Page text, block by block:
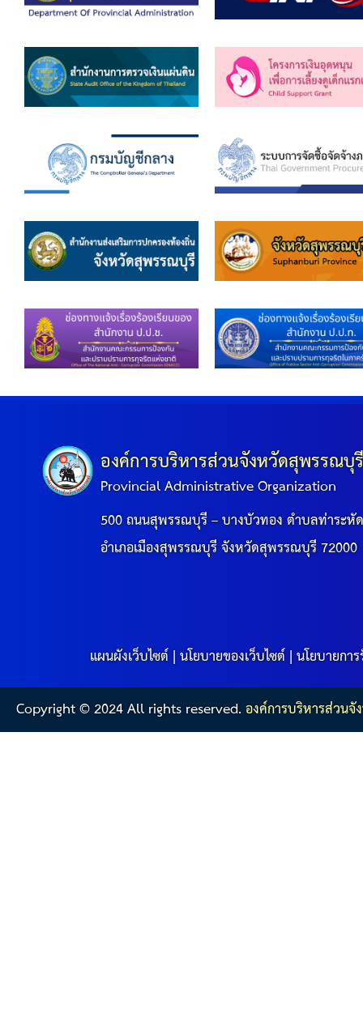
องค์การบริหารส่วนจังหวัดสุพรรณบุ
Provincial Administrative Organization
500 ถนนสุพรรณบุรี – บางบัวทอง ตำบลท่าระหั
อำเภอเมืองสุพรรณบุรี จังหวัดสุพรรณบุรี 72000
แผนผังเว็บไซต์|นโยบายของเว็บไซต์|นโยบายกา
Copyright © 2024 All rights reserved.องค์การบริหารส่วน